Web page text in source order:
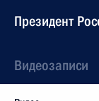
Президент
Видеозаписи